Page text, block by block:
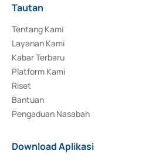
Tautan
Tentang Kami
Layanan Kami
Kabar Terbaru
Platform Kami
Riset
Bantuan
Pengaduan Nasabah
Download Aplikasi